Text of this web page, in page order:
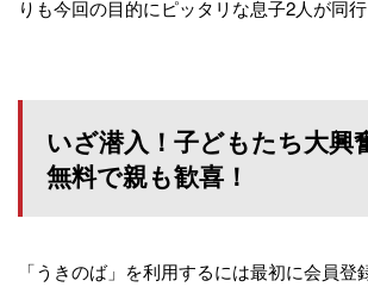
りも今回の目的にピッタリな息子2人が同行
いざ潜入！子どもたち大興
無料で親も歓喜！
「うきのば」を利用するには最初に会員登